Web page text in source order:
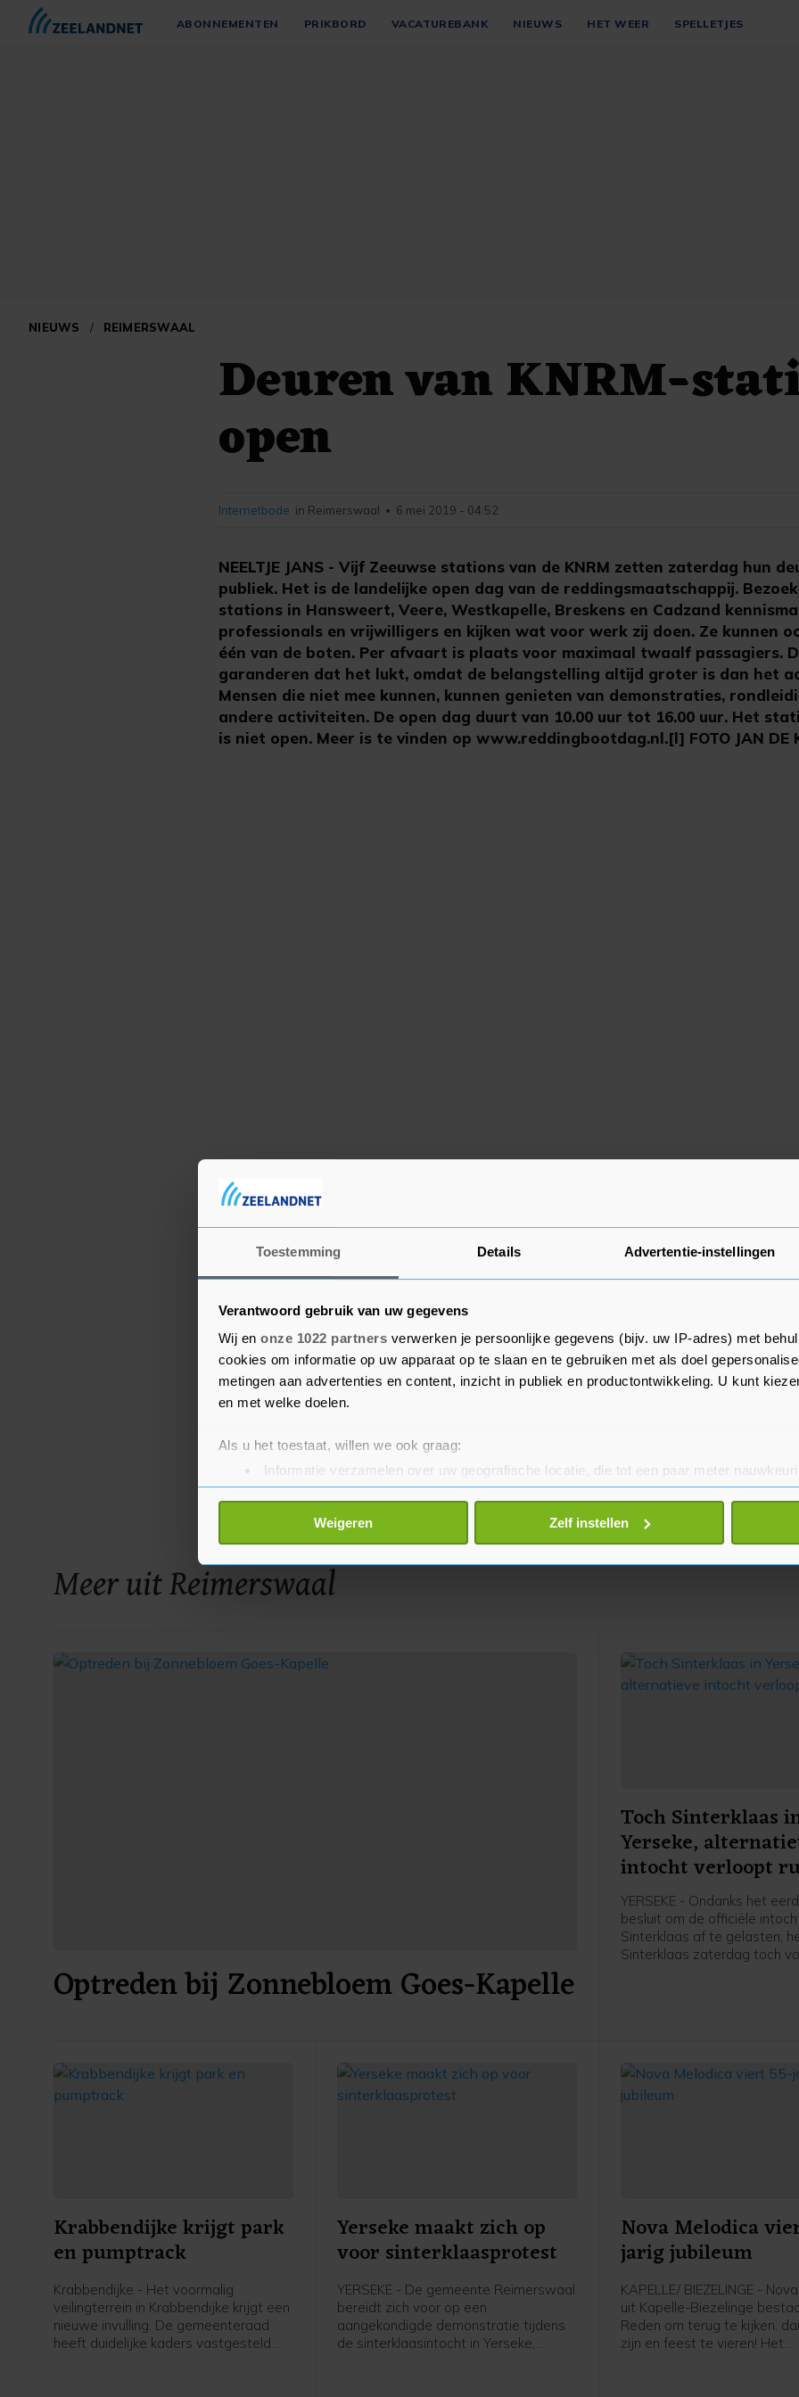
Toestemming Details Advertentie-instellingen
Verantwoord gebruik van uw gegevens
Wij en onze 1022 partners verwerken je persoonlijke gegevens (bijv. uw IP-adres) met
cookies om informatie op uw apparaat op te slaan en te gebruiken met als doel
metingen aan advertenties en content, inzicht in publiek en productontwikkeling. U kunt
en met welke doelen.
Als u het toestaat, willen we ook graag:
Informatie verzamelen over uw geografische locatie, die tot een paar meter
Uw apparaat identificeren door het actief te scannen op specifieke eigenschappen
Lees meer over hoe uw persoonlijke gegevens worden verwerkt en stel uw voorkeuren in het
Met cookies werkt onze website beter en wordt jouw bezoek makkelijker en persoonlijker. Op
Weigeren Zelf instellen
ABONNEMENTEN PRIKBORD VACATUREBANK NIEUWS HET WEER SPELLETJES
NIEUWS / REIMERSWAAL
Deuren van KNRM-
open
NEELTJE JANS - Vijf Zeeuwse stations van de KNRM zetten zaterdag hun
publiek. Het is de landelijke open dag van de reddingsmaatschappij.
stations in Hansweert, Veere, Westkapelle, Breskens en Cadzand
professionals en vrijwilligers en kijken wat voor werk zij doen. Ze kunnen
één van de boten. Per afvaart is plaats voor maximaal twaalf passagiers.
garanderen dat het lukt, omdat de belangstelling altijd groter is dan het
Mensen die niet mee kunnen, kunnen genieten van demonstraties,
andere activiteiten. De open dag duurt van 10.00 uur tot 16.00 uur. Het
is niet open. Meer is te vinden op www.reddingbootdag.nl.[l] FOTO JAN DE
Internetbode in Reimerswaal • 6 mei 2019 - 04:52
Meer uit Reimerswaal
Optreden bij Zonnebloem Goes-Kapelle
Toch Sinterklaas
Yerseke,
intocht verloopt
YERSEKE - Ondanks het
besluit om de officiële
Sinterklaas af te gelasten,
Sinterklaas zaterdag toch
Krabbendijke krijgt park
en pumptrack
Krabbendijke - Het voormalig
veilingterrein in Krabbendijke krijgt een
nieuwe invulling. De gemeenteraad
heeft duidelijke kaders vastgesteld
Yerseke maakt zich op
voor sinterklaasprotest
YERSEKE - De gemeente Reimerswaal
bereidt zich voor op een
aangekondigde demonstratie tijdens
de sinterklaasintocht in Yerseke,
Nova Melodica
jarig jubileum
KAPELLE/ BIEZELINGE -
uit Kapelle-Biezelinge
Reden om terug te kijken,
zijn en feest te vieren! Het